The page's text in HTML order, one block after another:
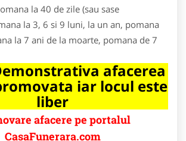
la 40 de zile (sau sase
la 3, 6 si 9 luni, la un an, pomana
la 7 ani de la moarte, pomana de 7
afacerea
iar locul este
liber
afacere pe portalul
CasaFunerara.com